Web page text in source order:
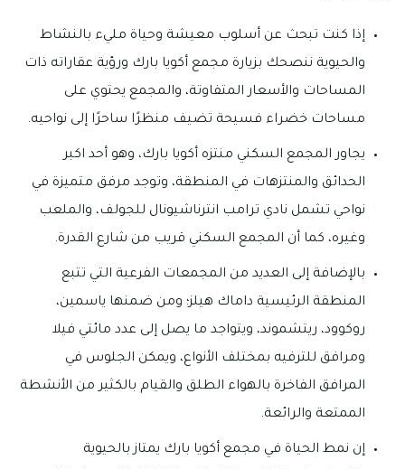
إذا كنت تبحث عن أسلوب معيشة وحياة مليء بالنشاط
والحيوية ننصحك بزيارة مجمع أكويا بارك ورؤية عقاراته ذات
المساحات والأسعار المتفاوتة، والمجمع يحتوي على
مساحات خضراء فسيحة تضيف منظرًا ساحرًا إلى نواحيه.
يجاور المجمع السكني منتزه أكويا بارك، وهو أحد اكبر
الحدائق والمنتزهات في المنطقة، وتوجد مرفق متميزة في
نواحي تشمل نادي ترامب انترناشيونال للجولف، والملعب
وغيره، كما أن المجمع السكني قريب من شارع القدرة.
بالإضافة إلى العديد من المجمعات الفرعية التي تتبع
المنطقة الرئيسية داماك هيلز؛ ومن ضمنها ياسمين،
روكوود، ريتشموند، ويتواجد ما يصل إلى عدد مائتي فيلا
ومرافق للترفيه بمختلف الأنواع، ويمكن الجلوس في
المرافق الفاخرة بالهواء الطلق والقيام بالكثير من الأنشطة
الممتعة والرائعة.
إن نمط الحياة في مجمع أكويا بارك يمتاز بالحيوية